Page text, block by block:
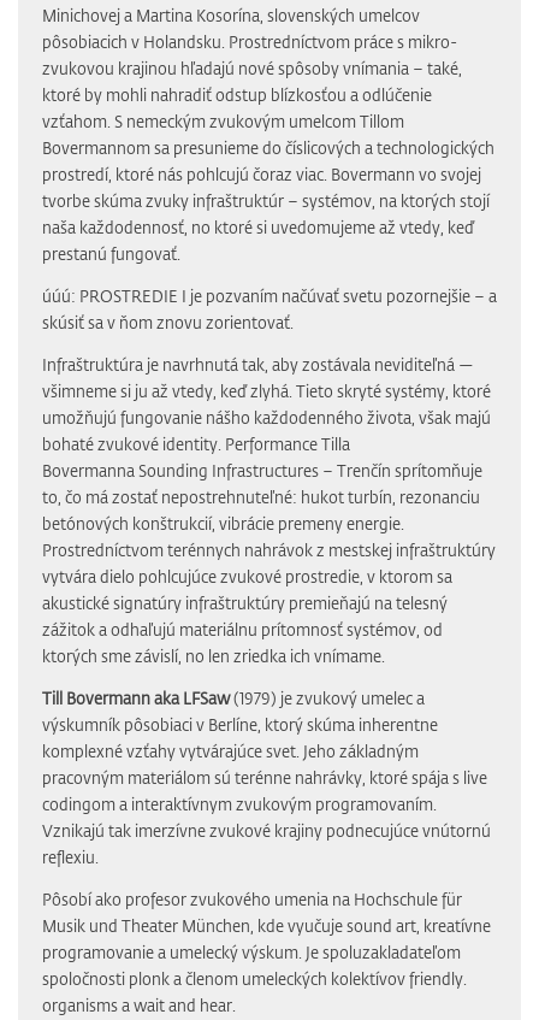
Minichovej a Martina Kosorína, slovenských umelcov
pôsobiacich v Holandsku. Prostredníctvom práce s mikro-
zvukovou krajinou hľadajú nové spôsoby vnímania – také,
ktoré by mohli nahradiť odstup blízkosťou a odlúčenie
vzťahom. S nemeckým zvukovým umelcom Tillom
Bovermannom sa presunieme do číslicových a technologických
prostredí, ktoré nás pohlcujú čoraz viac. Bovermann vo svojej
tvorbe skúma zvuky infraštruktúr – systémov, na ktorých stojí
naša každodennosť, no ktoré si uvedomujeme až vtedy, keď
prestanú fungovať.
úúú: PROSTREDIE I je pozvaním načúvať svetu pozornejšie – a
skúsiť sa v ňom znovu zorientovať.
Infraštruktúra je navrhnutá tak, aby zostávala neviditeľná —
všimneme si ju až vtedy, keď zlyhá. Tieto skryté systémy, ktoré
umožňujú fungovanie nášho každodenného života, však majú
bohaté zvukové identity. Performance Tilla
Bovermanna Sounding Infrastructures – Trenčín sprítomňuje
to, čo má zostať nepostrehnuteľné: hukot turbín, rezonanciu
betónových konštrukcií, vibrácie premeny energie.
Prostredníctvom terénnych nahrávok z mestskej infraštruktúry
vytvára dielo pohlcujúce zvukové prostredie, v ktorom sa
akustické signatúry infraštruktúry premieňajú na telesný
zážitok a odhaľujú materiálnu prítomnosť systémov, od
ktorých sme závislí, no len zriedka ich vnímame.
Till Bovermann aka LFSaw(1979) je zvukový umelec a
výskumník pôsobiaci v Berlíne, ktorý skúma inherentne
komplexné vzťahy vytvárajúce svet. Jeho základným
pracovným materiálom sú terénne nahrávky, ktoré spája s live
codingom a interaktívnym zvukovým programovaním.
Vznikajú tak imerzívne zvukové krajiny podnecujúce vnútornú
reflexiu.
Pôsobí ako profesor zvukového umenia na Hochschule für
Musik und Theater München, kde vyučuje sound art, kreatívne
programovanie a umelecký výskum. Je spoluzakladateľom
spoločnosti plonk a členom umeleckých kolektívov friendly.
organisms a wait and hear.